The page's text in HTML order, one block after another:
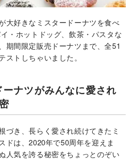
大好きなミスタードーナツを食べ
・ホットドッグ、飲茶・パスタな
期間限定販売ドーナツまで、全51
ストしちゃいました。
ーナツがみんなに愛され
づき、長らく愛され続けてきたミ
ドは、2020年で50周年を迎えま
人気を誇る秘密をちょっとのぞい